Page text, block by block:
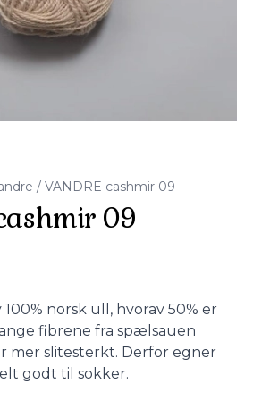
/ VANDRE cashmir 09
09
norsk ull, hvorav 50% er
fibrene fra spælsauen
mer slitesterkt. Derfor egner
godt til sokker.